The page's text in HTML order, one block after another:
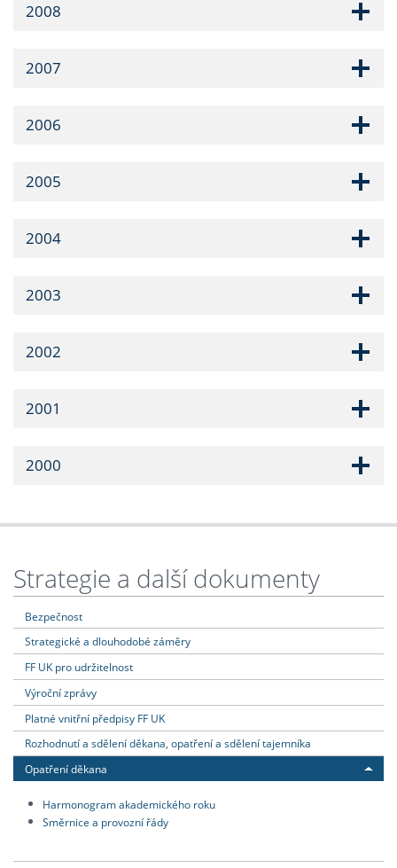
2008
2007
2006
2005
2004
2003
2002
2001
2000
Strategie a další dokumenty
Bezpečnost
Strategické a dlouhodobé záměry
FF UK pro udržitelnost
Výroční zprávy
Platné vnitřní předpisy FF UK
Rozhodnutí a sdělení děkana, opatření a sdělení tajemníka
Opatření děkana
Harmonogram akademického roku
Směrnice a provozní řády